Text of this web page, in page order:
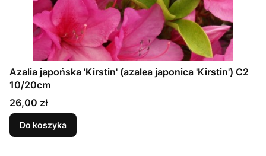
Azalia japońska 'Kirstin' (azalea japonica 'Kirstin') C2
10/20cm
Cena
26,00 zł
Do koszyka